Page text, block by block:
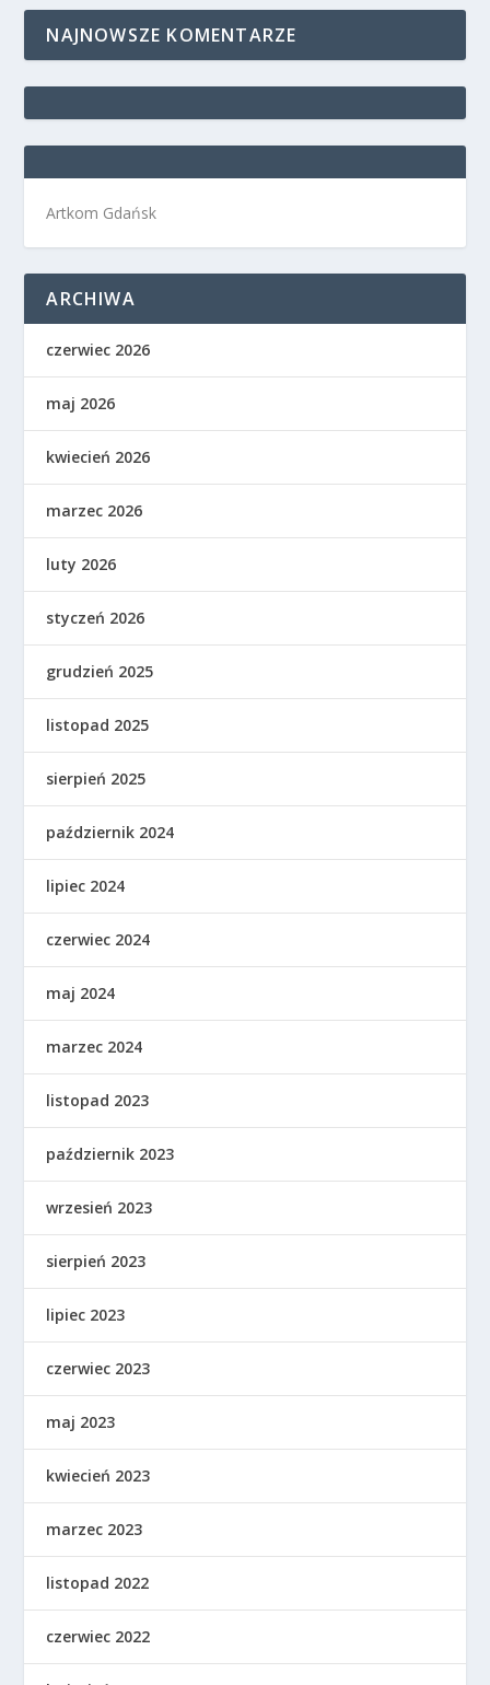
NAJNOWSZE KOMENTARZE
Artkom Gdańsk
ARCHIWA
czerwiec 2026
maj 2026
kwiecień 2026
marzec 2026
luty 2026
styczeń 2026
grudzień 2025
listopad 2025
sierpień 2025
październik 2024
lipiec 2024
czerwiec 2024
maj 2024
marzec 2024
listopad 2023
październik 2023
wrzesień 2023
sierpień 2023
lipiec 2023
czerwiec 2023
maj 2023
kwiecień 2023
marzec 2023
listopad 2022
czerwiec 2022